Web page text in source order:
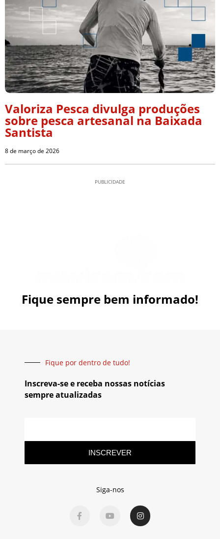
Valoriza Pesca divulga produções
sobre pesca artesanal na Baixada
Santista
8 de março de 2026
PUBLICIDADE
Fique sempre bem informado!
Fique por dentro de tudo!
Inscreva-se e receba nossas notícias
sempre atualizadas
INSCREVER
Siga-nos